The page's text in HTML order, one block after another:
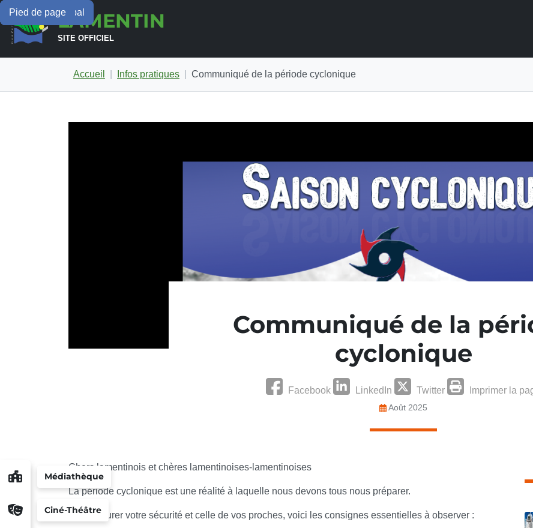
Menu principal
Contenu principal
Pied de pageLAMENTIN
SITE OFFICIEL
Médiathèque
Ciné-Théâtre
Accueil Infos pratiques Communiqué de la période cyclonique
Communiqué de la
cyclonique
Facebook LinkedIn Twitter Imprimer la
Août 2025
Chers lamentinois et chères lamentinoises-lamentinoises
La période cyclonique est une réalité à laquelle nous devons tous nous préparer.
Pour assurer votre sécurité et celle de vos proches, voici les consignes essentielles à observer :